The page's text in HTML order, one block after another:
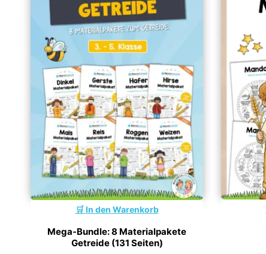
In den Warenkorb
Mega-Bundle: 8 Materialpakete
Getreide (131 Seiten)